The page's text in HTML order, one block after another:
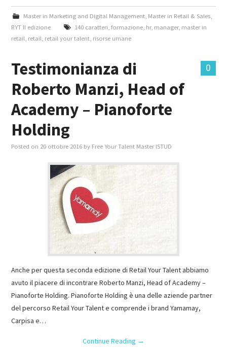
Master in Marketing and Digital Management, Master in Retail & Sales,
RYT II edizione
140 caratteri formazione, hr, manager, master in
retail retail retail your talent risorse umane
0
Testimonianza di
Roberto Manzi, Head of
Academy – Pianoforte
Holding
Posted on 20 ottobre 2016 by Free Your Talent Master ISTUD
Anche per questa seconda edizione di Retail Your Talent abbiamo
avuto il piacere di incontrare Roberto Manzi, Head of Academy –
Pianoforte Holding. Pianoforte Holding è una delle aziende partner
del percorso Retail Your Talent e comprende i brand Yamamay,
Carpisa e…
Continue Reading →